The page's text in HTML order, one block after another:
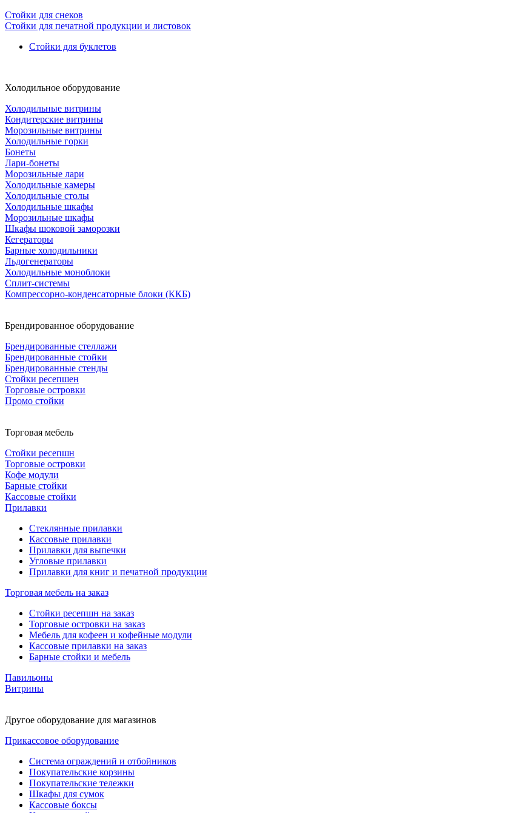
Стойки для снеков
Стойки для печатной продукции и листовок
Стойки для буклетов
Холодильное оборудование
Холодильные витрины
Кондитерские витрины
Морозильные витрины
Холодильные горки
Бонеты
Лари-бонеты
Морозильные лари
Холодильные камеры
Холодильные столы
Холодильные шкафы
Морозильные шкафы
Шкафы шоковой заморозки
Кегераторы
Барные холодильники
Льдогенераторы
Холодильные моноблоки
Сплит-системы
Компрессорно-конденсаторные блоки (ККБ)
Брендированное оборудование
Брендированные стеллажи
Брендированные стойки
Брендированные стенды
Стойки ресепшен
Торговые островки
Промо стойки
Торговая мебель
Стойки ресепшн
Торговые островки
Кофе модули
Барные стойки
Кассовые стойки
Прилавки
Стеклянные прилавки
Кассовые прилавки
Прилавки для выпечки
Угловые прилавки
Прилавки для книг и печатной продукции
Торговая мебель на заказ
Стойки ресепшн на заказ
Торговые островки на заказ
Мебель для кофеен и кофейные модули
Кассовые прилавки на заказ
Барные стойки и мебель
Павильоны
Витрины
Другое оборудование для магазинов
Прикассовое оборудование
Система ограждений и отбойников
Покупательские корзины
Покупательские тележки
Шкафы для сумок
Кассовые боксы